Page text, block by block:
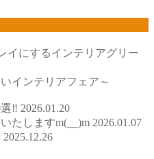
にするインテリアグリー
インテリアフェア～
‼ 2026.01.20
たしますm(__)m 2026.01.07
2025.12.26